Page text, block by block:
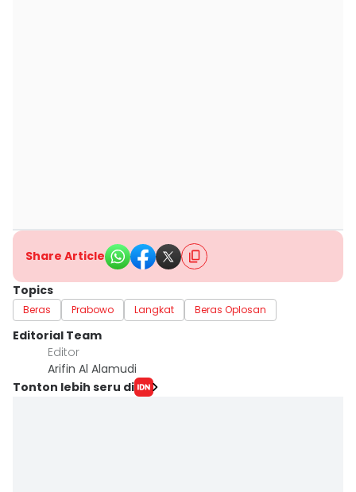
Share Article
Topics
Beras Prabowo Langkat Beras Oplosan
Editorial Team
Editor
Arifin Al Alamudi
Tonton lebih seru di